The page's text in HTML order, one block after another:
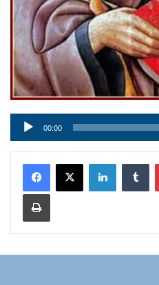
Audio
Player
00:00